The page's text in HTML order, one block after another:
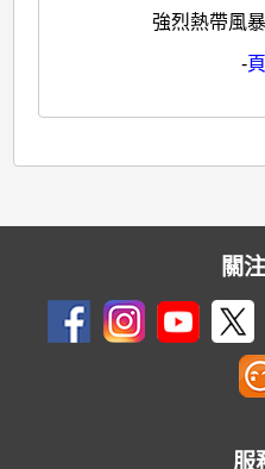
強烈熱帶風
-
關
服